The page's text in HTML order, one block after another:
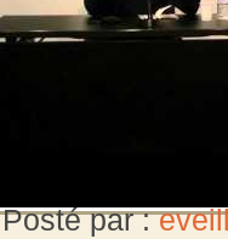
Posté par :